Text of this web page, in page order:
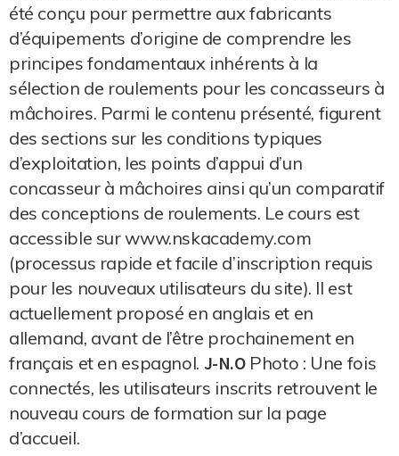
été conçu pour permettre aux fabricants
d’équipements d’origine de comprendre les
principes fondamentaux inhérents à la
sélection de roulements pour les concasseurs à
mâchoires. Parmi le contenu présenté, figurent
des sections sur les conditions typiques
d’exploitation, les points d’appui d’un
concasseur à mâchoires ainsi qu’un comparatif
des conceptions de roulements. Le cours est
accessible sur www.nskacademy.com
(processus rapide et facile d’inscription requis
pour les nouveaux utilisateurs du site). Il est
actuellement proposé en anglais et en
allemand, avant de l’être prochainement en
français et en espagnol. J-N.OPhoto : Une fois
connectés, les utilisateurs inscrits retrouvent le
nouveau cours de formation sur la page
d’accueil.